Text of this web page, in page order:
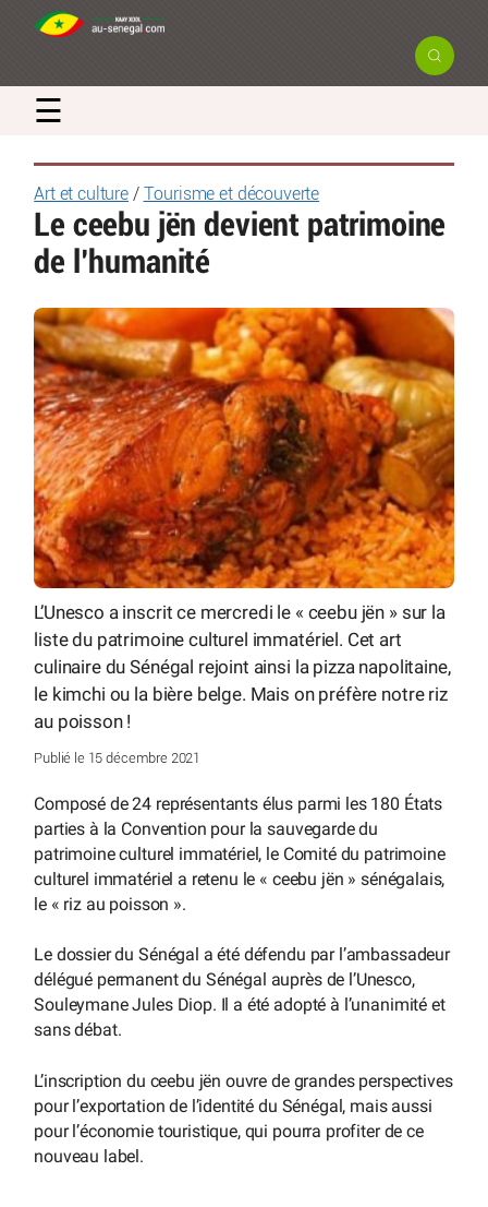
☰
Art et culture / Tourisme et découverte
Le ceebu jën devient patrimoine
de l’humanité
L’Unesco a inscrit ce mercredi le « ceebu jën » sur la
liste du patrimoine culturel immatériel. Cet art
culinaire du Sénégal rejoint ainsi la pizza napolitaine,
le kimchi ou la bière belge. Mais on préfère notre riz
au poisson !
Publié le 15 décembre 2021
Composé de 24 représentants élus parmi les 180 États
parties à la Convention pour la sauvegarde du
patrimoine culturel immatériel, le Comité du patrimoine
culturel immatériel a retenu le « ceebu jën » sénégalais,
le « riz au poisson ».
Le dossier du Sénégal a été défendu par l’ambassadeur
délégué permanent du Sénégal auprès de l’Unesco,
Souleymane Jules Diop. Il a été adopté à l’unanimité et
sans débat.
L’inscription du ceebu jën ouvre de grandes perspectives
pour l’exportation de l’identité du Sénégal, mais aussi
pour l’économie touristique, qui pourra profiter de ce
nouveau label.